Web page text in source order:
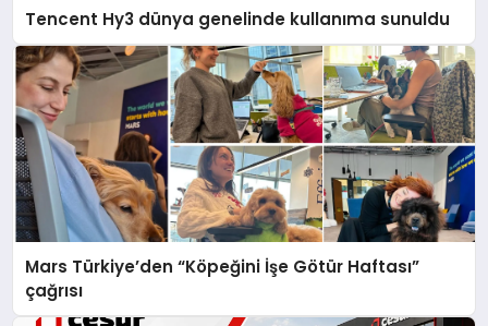
Tencent Hy3 dünya genelinde kullanıma sunuldu
Mars Türkiye’den “Köpeğini İşe Götür Haftası”
çağrısı